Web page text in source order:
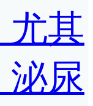
尤其
泌尿